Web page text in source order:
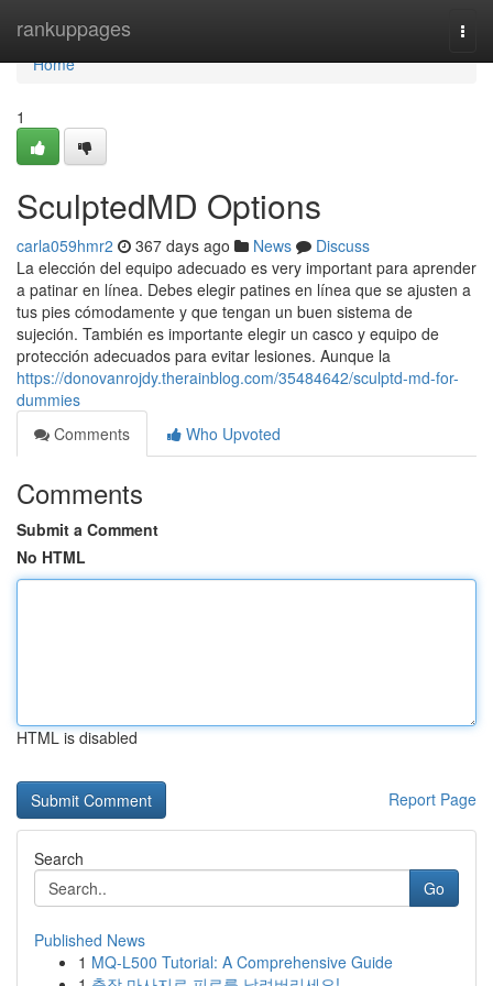
rankuppages
Home
Home
1
SculptedMD Options
carla059hmr2 367 days ago News
Discuss
La elección del equipo adecuado es very important para aprender
a patinar en línea. Debes elegir patines en línea que se ajusten a
tus pies cómodamente y que tengan un buen sistema de
sujeción. También es importante elegir un casco y equipo de
protección adecuados para evitar lesiones. Aunque la
https://donovanrojdy.therainblog.com/35484642/sculptd-md-for-
dummies
Comments
Who Upvoted
Comments
Submit a Comment
No HTML
HTML is disabled
Report Page
Search
Go
Published News
1 MQ-L500 Tutorial: A Comprehensive Guide